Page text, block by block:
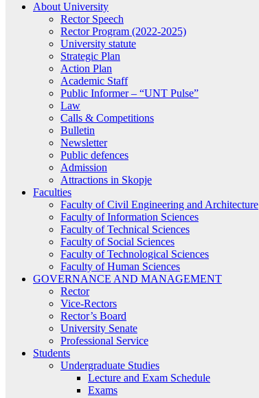
About University
Rector Speech
Rector Program (2022-2025)
University statute
Strategic Plan
Action Plan
Academic Staff
Public Informer – “UNT Pulse”
Law
Calls & Competitions
Bulletin
Newsletter
Public defences
Admission
Attractions in Skopje
Faculties
Faculty of Civil Engineering and Architecture
Faculty of Information Sciences
Faculty of Technical Sciences
Faculty of Social Sciences
Faculty of Technological Sciences
Faculty of Human Sciences
GOVERNANCE AND MANAGEMENT
Rector
Vice-Rectors
Rector’s Board
University Senate
Professional Service
Students
Undergraduate Studies
Lecture and Exam Schedule
Exams